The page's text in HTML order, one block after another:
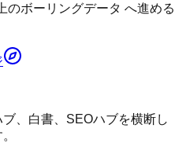
のボーリングデータ へ進める
、白書、SEOハブを横断し